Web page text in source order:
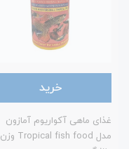
خرید
غذای ماهی آکواریوم آمازون
مدل Tropical fish food وزن